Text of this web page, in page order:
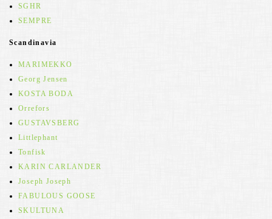
SGHR
SEMPRE
Scandinavia
MARIMEKKO
Georg Jensen
KOSTA BODA
Orrefors
GUSTAVSBERG
Littlephant
Tonfisk
KARIN CARLANDER
Joseph Joseph
FABULOUS GOOSE
SKULTUNA